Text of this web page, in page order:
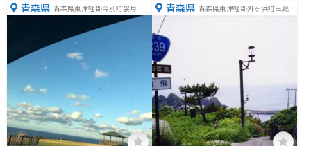
青森県 青森県東津軽郡今別町袰月 青森県 青森県東津軽郡外ヶ浜町三厩龍
浜